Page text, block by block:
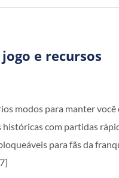
e recursos
modos para manter você
históricas com partidas
para fãs da